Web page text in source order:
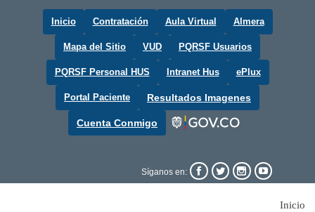
Inicio Contratación Aula Virtual Almera
Mapa del Sitio VUD PQRSF Usuarios
PQRSF Personal HUS Intranet Hus ePlux
Portal Paciente Resultados Imagenes
Cuenta Conmigo
Síganos en:    
Inicio